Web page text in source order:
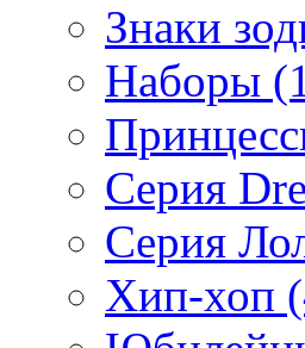
Знаки
Наборы
Серия
Серия
Хип-хоп